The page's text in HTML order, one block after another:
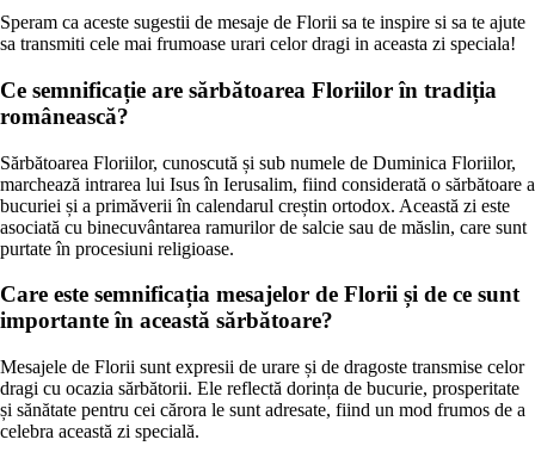
Speram ca aceste sugestii de mesaje de Florii sa te inspire si sa te ajute
sa transmiti cele mai frumoase urari celor dragi in aceasta zi speciala!
Ce semnificație are sărbătoarea Floriilor în tradiția
românească?
Sărbătoarea Floriilor, cunoscută și sub numele de Duminica Floriilor,
marchează intrarea lui Isus în Ierusalim, fiind considerată o sărbătoare a
bucuriei și a primăverii în calendarul creștin ortodox. Această zi este
asociată cu binecuvântarea ramurilor de salcie sau de măslin, care sunt
purtate în procesiuni religioase.
Care este semnificația mesajelor de Florii și de ce sunt
importante în această sărbătoare?
Mesajele de Florii sunt expresii de urare și de dragoste transmise celor
dragi cu ocazia sărbătorii. Ele reflectă dorința de bucurie, prosperitate
și sănătate pentru cei cărora le sunt adresate, fiind un mod frumos de a
celebra această zi specială.